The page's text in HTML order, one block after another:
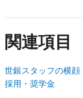
関連項目
世銀スタッフの横顔
採用・奨学金